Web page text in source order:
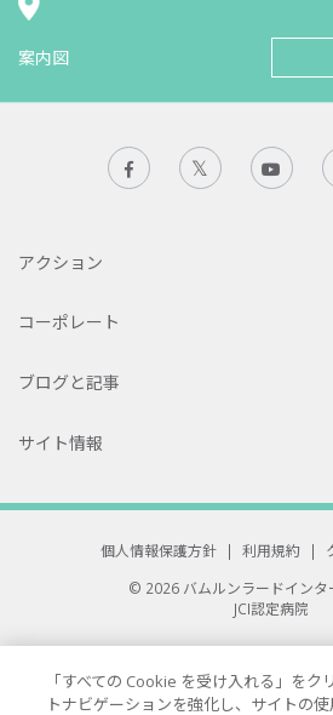
案内図
アクション
コーポレート
ブログと記事
サイト情報
個人情報保護方針 | 利用規約 |
© 2026 バムルンラードインタ
JCI認定病院
All rights reserved.
「すべての Cookie を受け入れる」をク
トナビゲーションを強化し、サイトの